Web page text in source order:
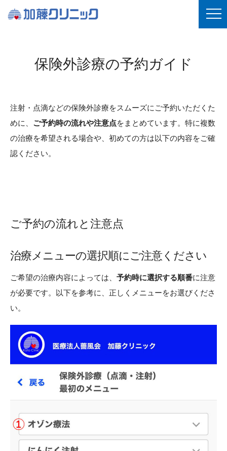
保険外診療の予約ガイド
注射・点滴などの保険外診療をスムーズにご予約いただくた
めに、 ご予約時の流れや注意点をまとめています。特に複数
の治療を希望される場合や、初めての方は以下の内容をご確
認ください。
ご予約の流れと注意点
治療メニューの選択順にご注意ください
ご希望の治療内容によっては、 予約時に選択する順番に注意
が必要です。以下を参考に、正しくメニューをお選びくださ
い。